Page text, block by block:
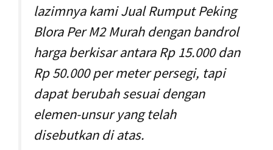
lazimnya kami Jual Rumput Peking
Blora Per M2 Murah dengan bandrol
harga berkisar antara Rp 15.000 dan
Rp 50.000 per meter persegi, tapi
dapat berubah sesuai dengan
elemen-unsur yang telah
disebutkan di atas.